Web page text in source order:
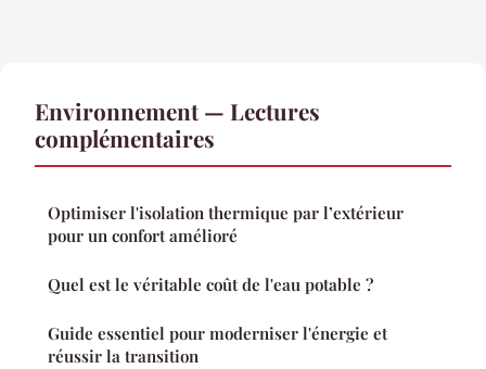
Environnement — Lectures
complémentaires
Optimiser l'isolation thermique par l’extérieur
pour un confort amélioré
Quel est le véritable coût de l'eau potable ?
Guide essentiel pour moderniser l'énergie et
réussir la transition